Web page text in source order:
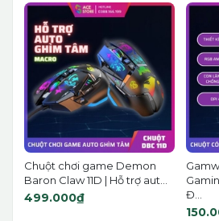
Chuột chơi game Demon
Baron Claw 11D | Hỗ trợ aut...
499.000₫
Đ...